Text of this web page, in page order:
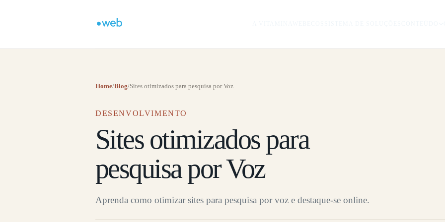
Home/Blog/Sites otimizados para pesquisa por Voz
DESENVOLVIMENTO
Sites otimizados para
pesquisa por Voz
Aprenda como otimizar sites para pesquisa por voz e destaque-se online.